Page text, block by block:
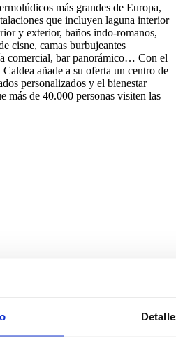
más grandes de Europa,
que incluyen laguna interior
y exterior, baños indo-romanos,
cisne, camas burbujeantes
comercial, bar panorámico… Con el
añade a su oferta un centro de
personalizados y el bienestar
más de 40.000 personas visiten las